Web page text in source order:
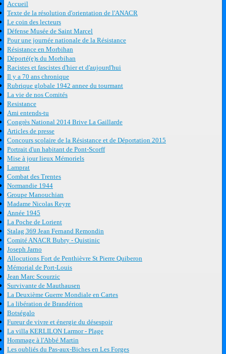
Accueil
Texte de la résolution d'orientation de l'ANACR
Le coin des lecteurs
Défense Musée de Saint Marcel
Pour une journée nationale de la Résistance
Résistance en Morbihan
Déporté(e)s du Morbihan
Racistes et fascistes d'hier et d'aujourd'hui
Il y a 70 ans chronique
Rubrique globale 1942 annee du tourmant
La vie de nos Comités
Resistance
Ami entends-tu
Congrès National 2014 Brive La Gaillarde
Articles de presse
Concours scolaire de la Résistance et de Déportation 2015
Portrait d'un habitant de Pont-Scorff
Mise à jour lieux Mémoriels
Lamprat
Combat des Trentes
Normandie 1944
Groupe Manouchian
Madame Nicolas Reyre
Année 1945
La Poche de Lorient
Stalag 369 Jean Fernand Remondin
Comité ANACR Bubry - Quistinic
Joseph Jarno
Allocutions Fort de Penthièvre St Pierre Quiberon
Mémorial de Port-Louis
Jean Marc Scourzic
Survivante de Mauthausen
La Deuxième Guerre Mondiale en Cartes
La libération de Brandérion
Botségalo
Fureur de vivre et énergie du désespoir
La villa KERLILON Larmor - Plage
Hommage à l'Abbé Martin
Les oubliés du Pas-aux-Biches en Les Forges